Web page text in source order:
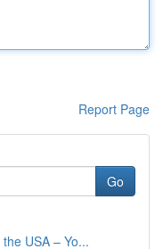
Report Page
Go
USA – Yo...